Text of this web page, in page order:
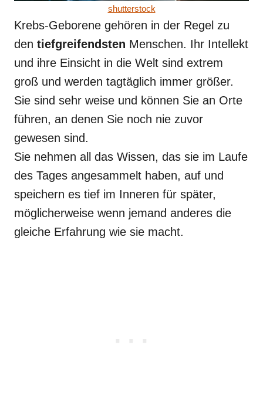
shutterstock
Krebs-Geborene gehören in der Regel zu
den tiefgreifendsten Menschen. Ihr Intellekt
und ihre Einsicht in die Welt sind extrem
groß und werden tagtäglich immer größer.
Sie sind sehr weise und können Sie an Orte
führen, an denen Sie noch nie zuvor
gewesen sind.
Sie nehmen all das Wissen, das sie im Laufe
des Tages angesammelt haben, auf und
speichern es tief im Inneren für später,
möglicherweise wenn jemand anderes die
gleiche Erfahrung wie sie macht.